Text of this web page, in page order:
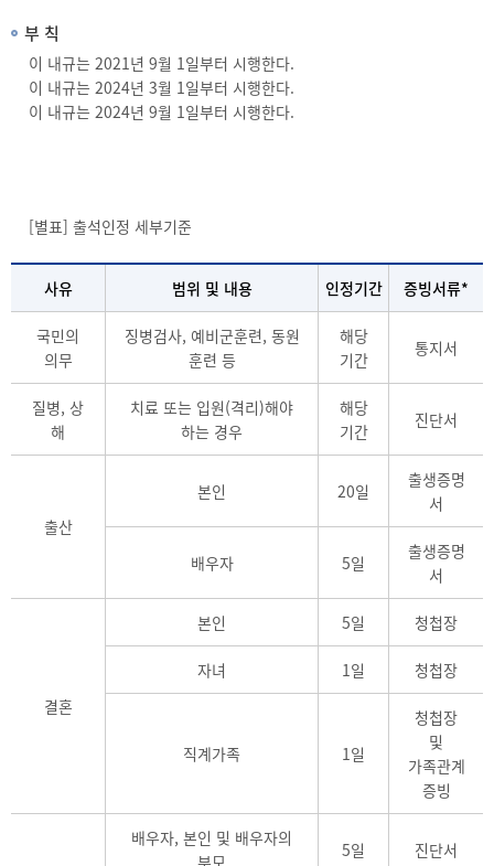
부 칙
이 내규는 2021년 9월 1일부터 시행한다.
이 내규는 2024년 3월 1일부터 시행한다.
이 내규는 2024년 9월 1일부터 시행한다.
[별표] 출석인정 세부기준
사유 범위 및 내용 인정기간 증빙서류*
국민의
의무
징병검사, 예비군훈련, 동원
훈련 등
해당
기간
통지서
질병, 상
해
치료 또는 입원(격리)해야
하는 경우
해당
기간
진단서
출산
본인 20일
출생증명
서
배우자 5일
출생증명
서
결혼
본인 5일 청첩장
자녀 1일 청첩장
직계가족 1일
청첩장
및
가족관계
증빙
배우자, 본인 및 배우자의
부모
5일 진단서